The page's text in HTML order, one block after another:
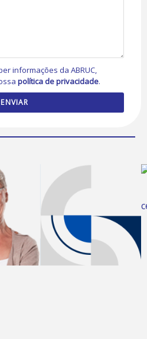
informações da ABRUC,
política de privacidade.